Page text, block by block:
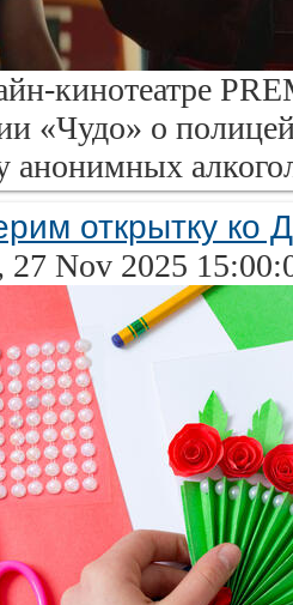
кинотеатре
«Чудо» о
анонимных
открытку ко
Nov 2025